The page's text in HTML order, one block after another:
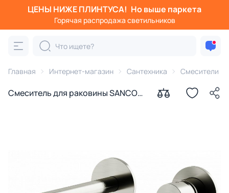
ЦЕНЫ НИЖЕ ПЛИНТУСА! Но выше паркета
Горячая распродажа светильников
Главная Интернет-магазин Сантехника Смесители
Смеситель для раковины SANCOS